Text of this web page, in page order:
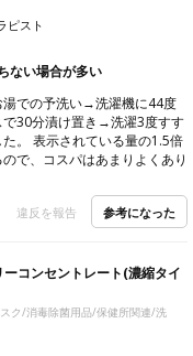
ピスト
ない場合が多い
湯での予洗い→洗濯機に44度
30分漬け置き→洗濯3度すす
。 表示されている量の1.5倍
で、コスパはあまりよくあり
違反を報告 参考になった
コンセントレート(濃縮タイ
ク/消毒除菌用品/保健所関連/洗